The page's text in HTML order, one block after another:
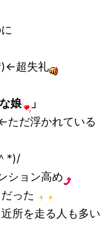
超失礼
娘
」
ただ浮かれている
*)/
ション高め
った
所を走る人も多い